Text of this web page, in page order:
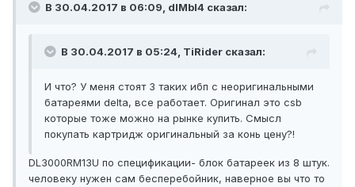
В 30.04.2017 в 06:09, dIMbI4 сказал:
В 30.04.2017 в 05:24, TiRider сказал:
И что? У меня стоят 3 таких ибп с неоригинальными
батареями delta, все работает. Оригинал это csb
которые тоже можно на рынке купить. Смысл
покупать картридж оригинальный за конь цену?!
DL3000RM13U по спецификации- блок батареек из 8 штук.
человеку нужен сам бесперебойник, наверное вы что то